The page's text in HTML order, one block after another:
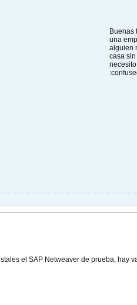
Buenas
una
alguien
casa
el SAP Netweaver de prueba, hay